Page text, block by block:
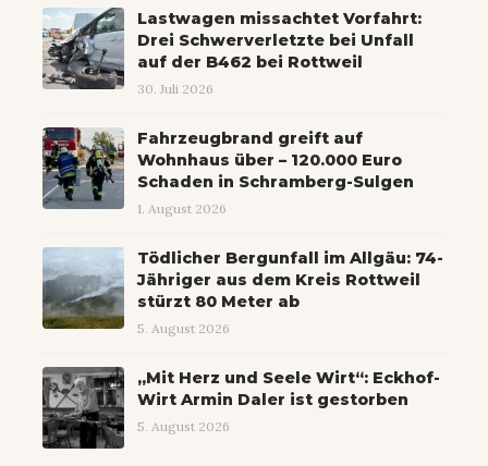
Lastwagen missachtet Vorfahrt:
Drei Schwerverletzte bei Unfall
auf der B462 bei Rottweil
30. Juli 2026
Fahrzeugbrand greift auf
Wohnhaus über – 120.000 Euro
Schaden in Schramberg-Sulgen
1. August 2026
Tödlicher Bergunfall im Allgäu: 74-
Jähriger aus dem Kreis Rottweil
stürzt 80 Meter ab
5. August 2026
„Mit Herz und Seele Wirt“: Eckhof-
Wirt Armin Daler ist gestorben
5. August 2026